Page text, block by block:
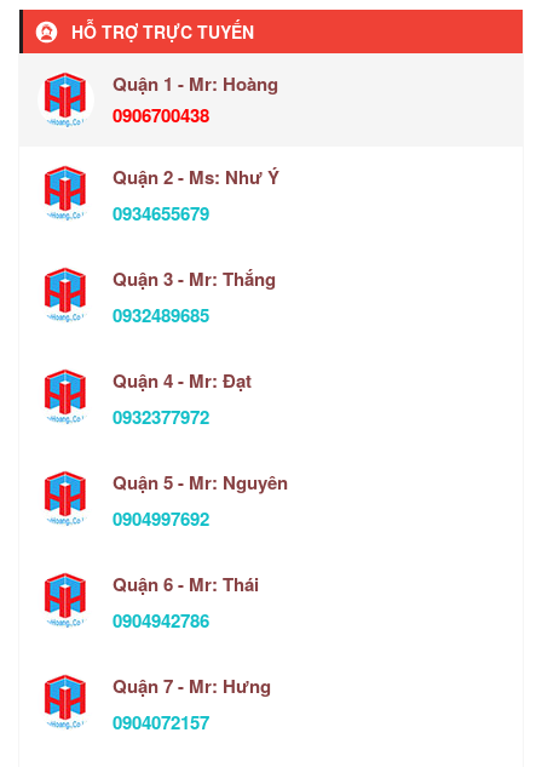
HỖ TRỢ TRỰC TUYẾN
Quận 1 - Mr: Hoàng
0906700438
Quận 2 - Ms: Như Ý
0934655679
Quận 3 - Mr: Thắng
0932489685
Quận 4 - Mr: Đạt
0932377972
Quận 5 - Mr: Nguyên
0904997692
Quận 6 - Mr: Thái
0904942786
Quận 7 - Mr: Hưng
0904072157